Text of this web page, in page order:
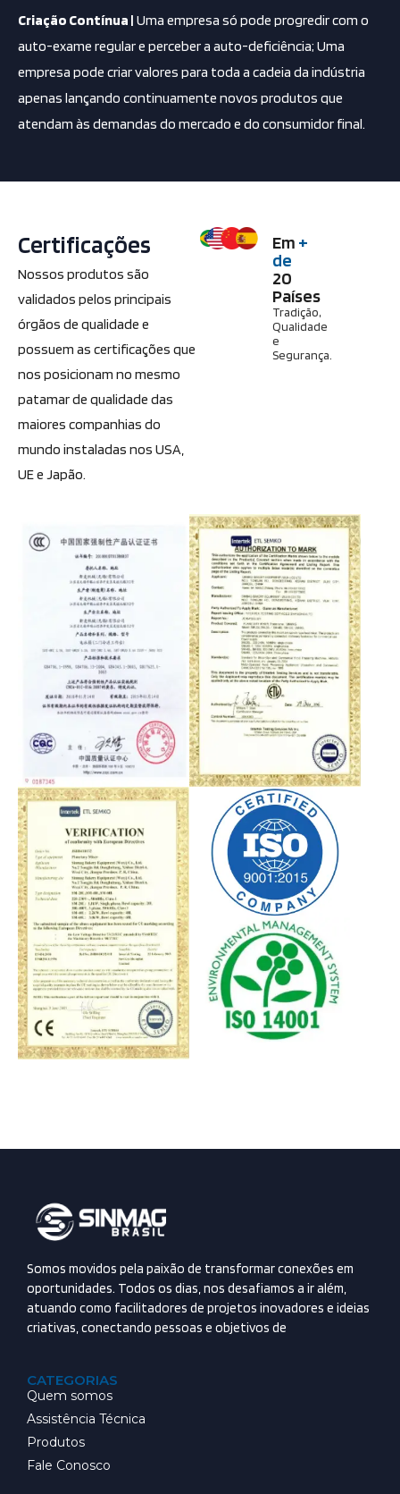
Criação Contínua | Uma empresa só pode progredir com o
auto-exame regular e perceber a auto-deficiência; Uma
empresa pode criar valores para toda a cadeia da indústria
apenas lançando continuamente novos produtos que
atendam às demandas do mercado e do consumidor final.
Certificações
Nossos produtos são
validados pelos principais
órgãos de qualidade e
possuem as certificações que
nos posicionam no mesmo
patamar de qualidade das
maiores companhias do
mundo instaladas nos USA,
UE e Japão.
Em +
de
20
Países
Tradição,
Qualidade
e
Segurança.
Somos movidos pela paixão de transformar conexões em
oportunidades. Todos os dias, nos desafiamos a ir além,
atuando como facilitadores de projetos inovadores e ideias
criativas, conectando pessoas e objetivos de
CATEGORIAS
Quem somos
Assistência Técnica
Produtos
Fale Conosco